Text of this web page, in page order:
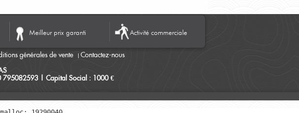
Meilleur prix garanti Activité commerciale
générales de vente
Contactez-nous
795082593 | Capital Social : 1000 €